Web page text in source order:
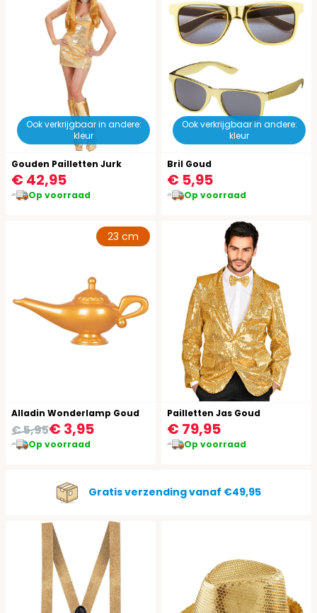
Ook verkrijgbaar in andere:
kleur
Gouden Pailletten Jurk
€ 42,95
Op voorraad
Ook verkrijgbaar in andere:
kleur
Bril Goud
€ 5,95
Op voorraad
23 cm
Alladin Wonderlamp Goud
€ 3,95
€ 5,95
Op voorraad
Pailletten Jas Goud
€ 79,95
Op voorraad
Gratis verzending vanaf €49,95